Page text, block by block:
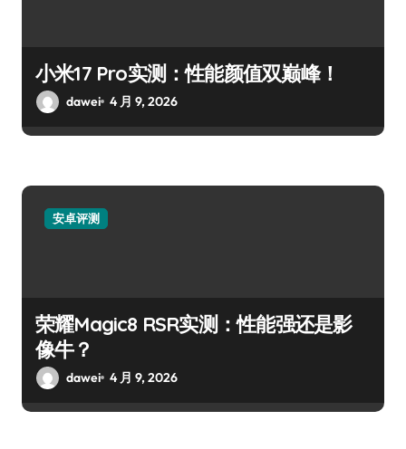
小米17 Pro实测：性能颜值双巅峰！
dawei 4 月 9, 2026
安卓评测
荣耀Magic8 RSR实测：性能强还是影
像牛？
dawei 4 月 9, 2026